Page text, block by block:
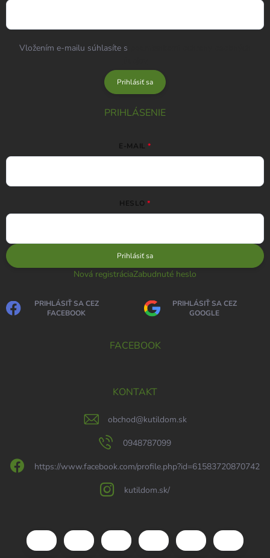
Vložením e-mailu súhlasíte s
Prihlásiť sa
PRIHLÁSENIE
E-MAIL
HESLO
Prihlásiť sa
Nová registráciaZabudnuté heslo
PRIHLÁSIŤ SA CEZ
FACEBOOK
PRIHLÁSIŤ SA CEZ
GOOGLE
FACEBOOK
KONTAKT
obchod@kutildom.sk
0948787099
https://www.facebook.com/profile.php?id=61583720870742
kutildom.sk/